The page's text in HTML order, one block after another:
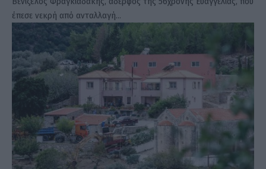
έπεσε νεκρή από ανταλλαγή…